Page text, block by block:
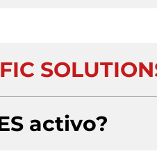
activo?